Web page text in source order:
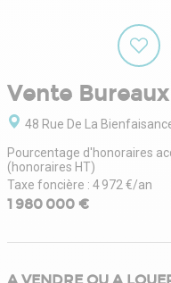
Vente Bureaux
48 Rue De La
Pourcentage d'honoraires
(honoraires HT)
Taxe foncière : 4 972 €/an
1 980 000 €
A VENDRE OU A